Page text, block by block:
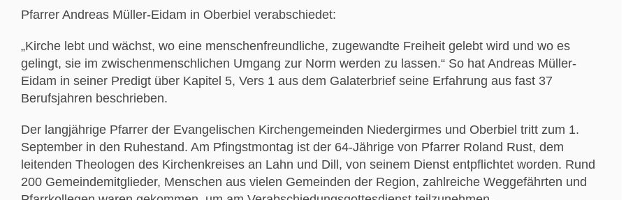
Pfarrer Andreas Müller-Eidam in Oberbiel verabschiedet:
„Kirche lebt und wächst, wo eine menschenfreundliche, zugewandte Freiheit gelebt wird und wo es
gelingt, sie im zwischenmenschlichen Umgang zur Norm werden zu lassen.“ So hat Andreas Müller-
Eidam in seiner Predigt über Kapitel 5, Vers 1 aus dem Galaterbrief seine Erfahrung aus fast 37
Berufsjahren beschrieben.
Der langjährige Pfarrer der Evangelischen Kirchengemeinden Niedergirmes und Oberbiel tritt zum 1.
September in den Ruhestand. Am Pfingstmontag ist der 64-Jährige von Pfarrer Roland Rust, dem
leitenden Theologen des Kirchenkreises an Lahn und Dill, von seinem Dienst entpflichtet worden. Rund
200 Gemeindemitglieder, Menschen aus vielen Gemeinden der Region, zahlreiche Weggefährten und